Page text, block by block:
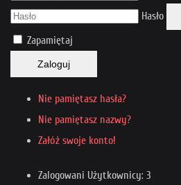
Hasło
Zapamiętaj
Zaloguj
Nie pamiętasz hasła?
Nie pamiętasz nazwy?
Załóż swoje konto!
Zalogowani Użytkownicy: 3